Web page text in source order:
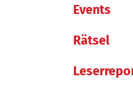
Events
Rätsel